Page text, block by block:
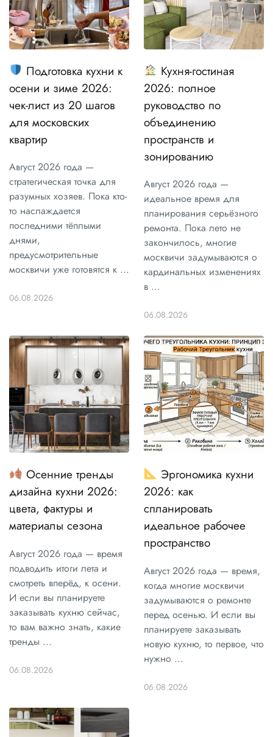
Подготовка кухни к
осени и зиме 2026:
чек-лист из 20 шагов
для московских
квартир
Август 2026 года —
стратегическая точка для
разумных хозяев. Пока кто-
то наслаждается
последними тёплыми
днями,
предусмотрительные
москвичи уже готовятся к ...
06.08.2026
Кухня-гостиная
2026: полное
руководство по
объединению
пространств и
зонированию
Август 2026 года —
идеальное время для
планирования серьёзного
ремонта. Пока лето не
закончилось, многие
москвичи задумываются о
кардинальных изменениях
в ...
06.08.2026
Осенние тренды
дизайна кухни 2026:
цвета, фактуры и
материалы сезона
Август 2026 года — время
подводить итоги лета и
смотреть вперёд, к осени.
И если вы планируете
заказывать кухню сейчас,
то вам важно знать, какие
тренды ...
06.08.2026
Эргономика кухни
2026: как
спланировать
идеальное рабочее
пространство
Август 2026 года — время,
когда многие москвичи
задумываются о ремонте
перед осенью. И если вы
планируете заказывать
новую кухню, то первое, что
нужно ...
06.08.2026